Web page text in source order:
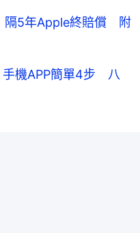
隔5年Apple終賠償 附
機APP簡單4步 八